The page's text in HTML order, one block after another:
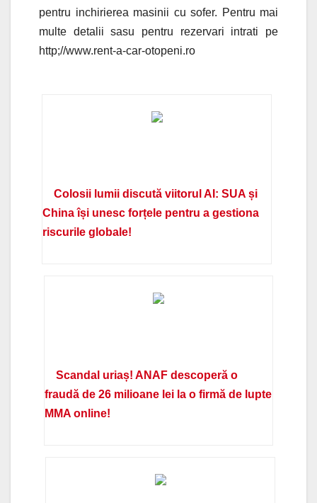
pentru inchirierea masinii cu sofer. Pentru mai
multe detalii sasu pentru rezervari intrati pe
http;//www.rent-a-car-otopeni.ro
Colosii lumii discută viitorul AI: SUA și
China își unesc forțele pentru a gestiona
riscurile globale!
Scandal uriaș! ANAF descoperă o
fraudă de 26 milioane lei la o firmă de lupte
MMA online!